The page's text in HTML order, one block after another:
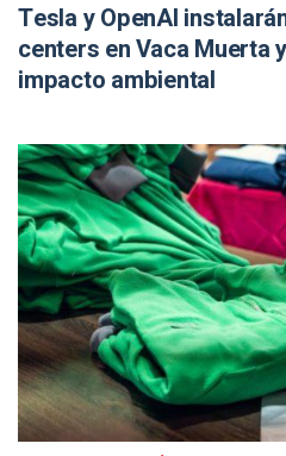
Tesla y OpenAI
centers en Vaca Muerta
impacto ambiental